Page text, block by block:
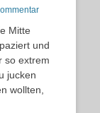
Mitte
und
so extrem
jucken
wollten,